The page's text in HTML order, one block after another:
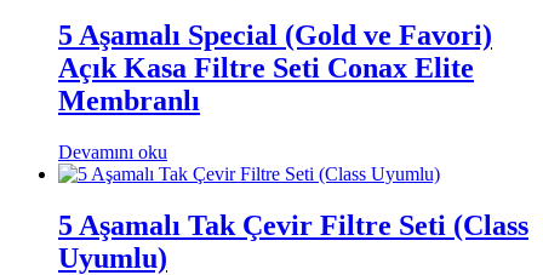
5 Aşamalı Special (Gold ve Favori)
Açık Kasa Filtre Seti Conax Elite
Membranlı
Devamını oku
5 Aşamalı Tak Çevir Filtre Seti (Class
Uyumlu)